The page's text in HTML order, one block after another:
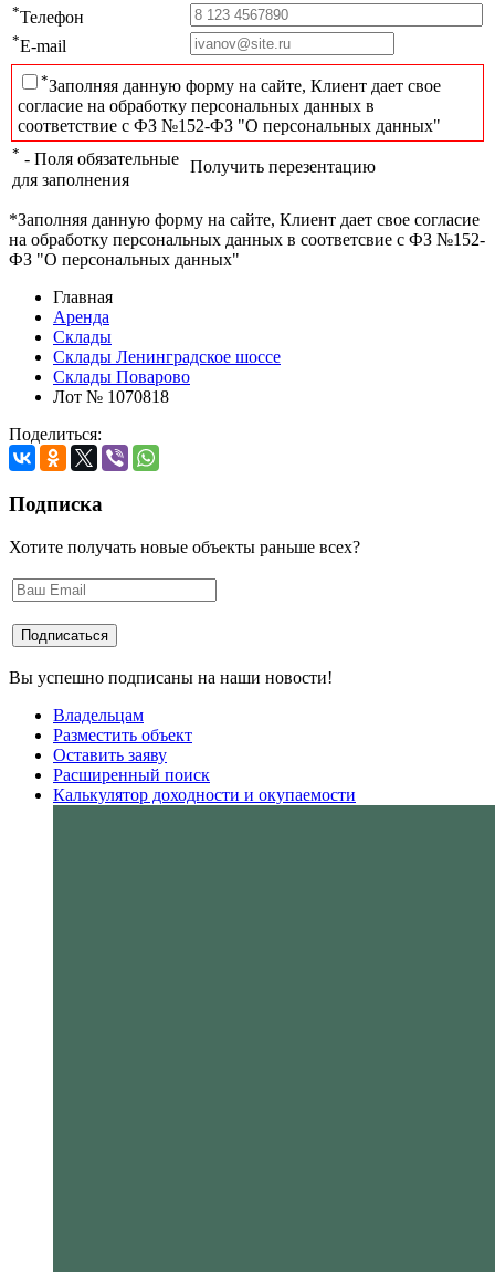
*Телефон
*E-mail
*Заполняя данную форму на сайте, Клиент дает свое
согласие на обработку персональных данных в
соответствие с ФЗ №152-ФЗ "О персональных данных"
* - Поля обязательные
для заполнения
Получить перезентацию
*Заполняя данную форму на сайте, Клиент дает свое согласие
на обработку персональных данных в соответсвие с ФЗ №152-
ФЗ "О персональных данных"
Главная
Аренда
Склады
Склады Ленинградское шоссе
Склады Поварово
Лот № 1070818
Поделиться:
Подписка
Хотите получать новые объекты раньше всех?
Вы успешно подписаны на наши новости!
Владельцам
Разместить объект
Оставить заяву
Расширенный поиск
Калькулятор доходности и окупаемости